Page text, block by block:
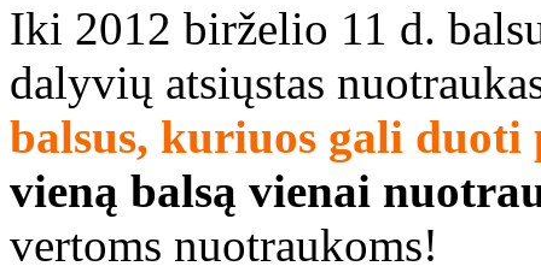
Iki 2012 birželio 11 d.
dalyvių atsiųstas
balsus, kuriuos gali duoti
vieną balsą vienai
vertoms nuotraukoms!